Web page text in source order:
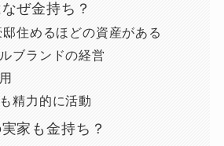
ぜ金持ち？
住めるほどの資産がある
ブランドの経営
精力的に活動
家も金持ち？